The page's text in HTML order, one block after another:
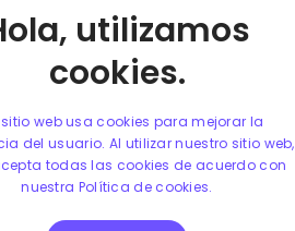
€ 0.00%
€ +4.90%
utilizamos
cookies.
sitio web usa cookies para mejorar la
del usuario. Al utilizar nuestro sitio web,
todas las cookies de acuerdo con
nuestra Política de cookies.